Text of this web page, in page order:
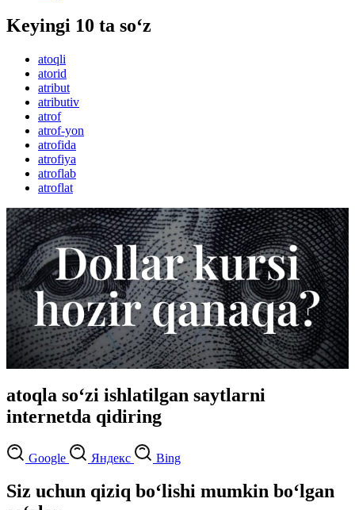
Keyingi 10 ta so‘z
atoqli
atorid
atribut
atributiv
atrof
atrof-yon
atrofida
atrofiya
atroflab
atroflat
atoqla so‘zi ishlatilgan saytlarni
internetda qidiring
Google Яндекс Bing
Siz uchun qiziq bo‘lishi mumkin bo‘lgan